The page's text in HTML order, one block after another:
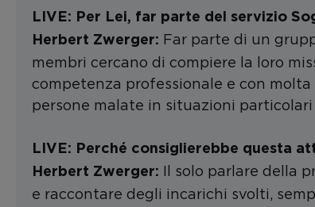
LIVE: Per Lei, far parte del servizio
Herbert Zwerger: Far parte di un
membri cercano di compiere la loro
competenza professionale e con
persone malate in situazioni
LIVE: Perché consiglierebbe questa
Herbert Zwerger: Il solo parlare della
e raccontare degli incarichi svolti,